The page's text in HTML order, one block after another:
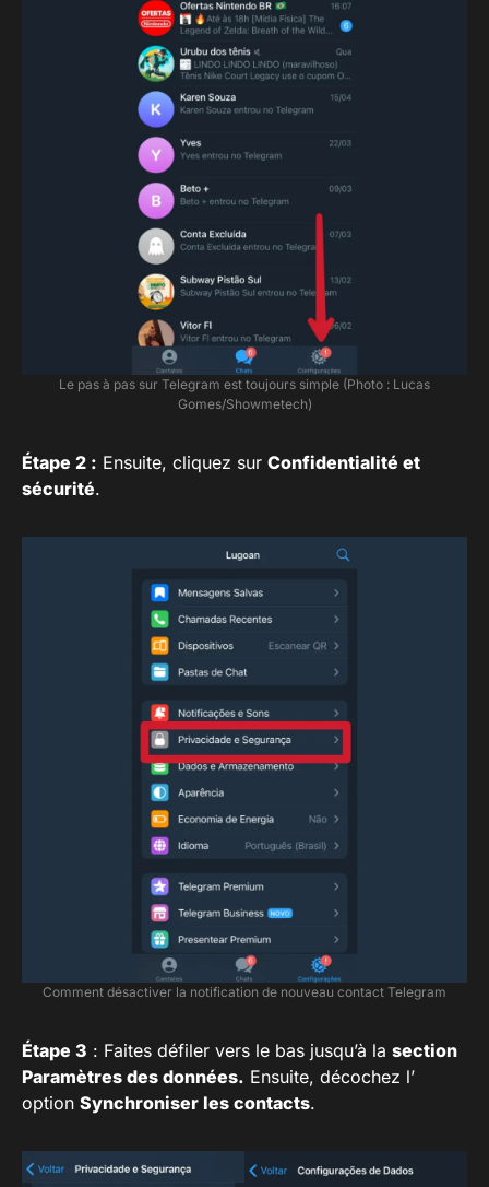
Le pas à pas sur Telegram est toujours simple (Photo : Lucas
Gomes/Showmetech)
Étape 2 : Ensuite, cliquez sur Confidentialité et
sécurité.
Comment désactiver la notification de nouveau contact Telegram
Étape 3 : Faites défiler vers le bas jusqu’à la section
Paramètres des données. Ensuite, décochez l’
option Synchroniser les contacts.